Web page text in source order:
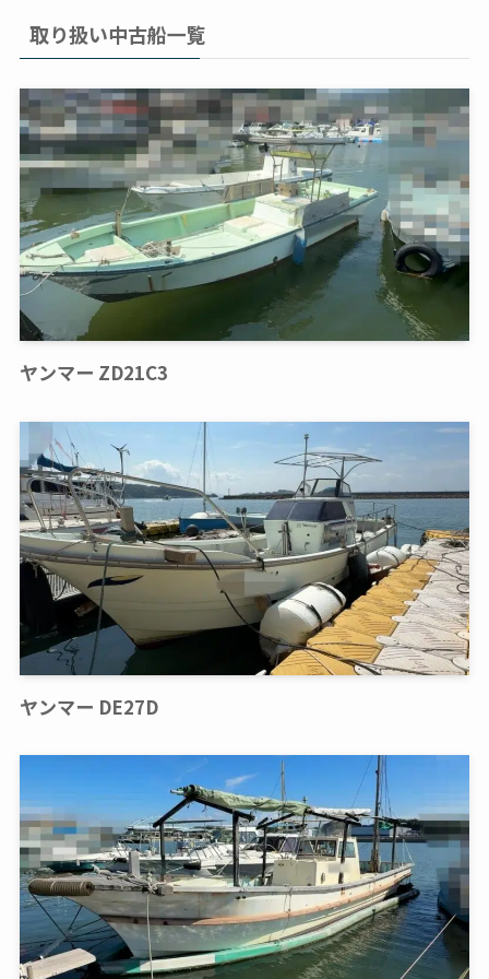
取り扱い中古船一覧
ヤンマー ZD21C3
ヤンマー DE27D